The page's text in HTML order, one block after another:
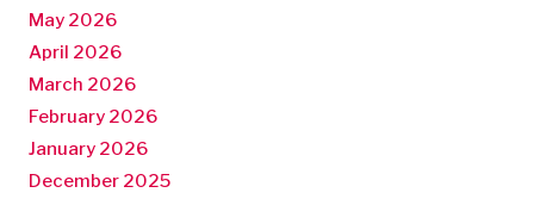
May 2026
April 2026
March 2026
February 2026
January 2026
December 2025